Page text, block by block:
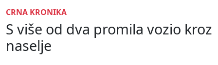
CRNA KRONIKA
S više od dva promila vozio kroz
naselje